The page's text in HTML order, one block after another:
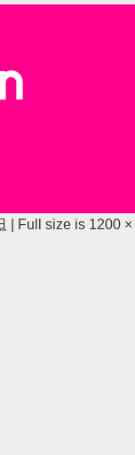
Full size is 1200 ×